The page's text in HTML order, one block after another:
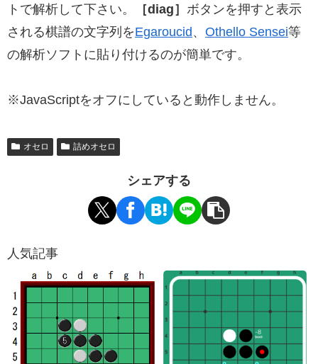
トで解析して下さい。
［diag］ ボタンを押すと表示
される棋譜の文字列をEgaroucid、 Othello Sensei等
の解析ソフトに貼り付けるのが簡単です。
※JavaScriptをオフにしていると動作しません。
オセロ 詰めオセロ
シェアする
人気記事